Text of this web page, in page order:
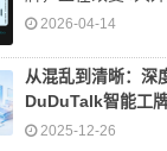
2026-04-14
从混乱到清晰：深
DuDuTalk智能工
2025-12-26